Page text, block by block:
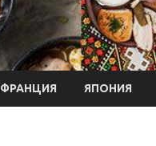
ФРАНЦИЯ ЯПОНИЯ